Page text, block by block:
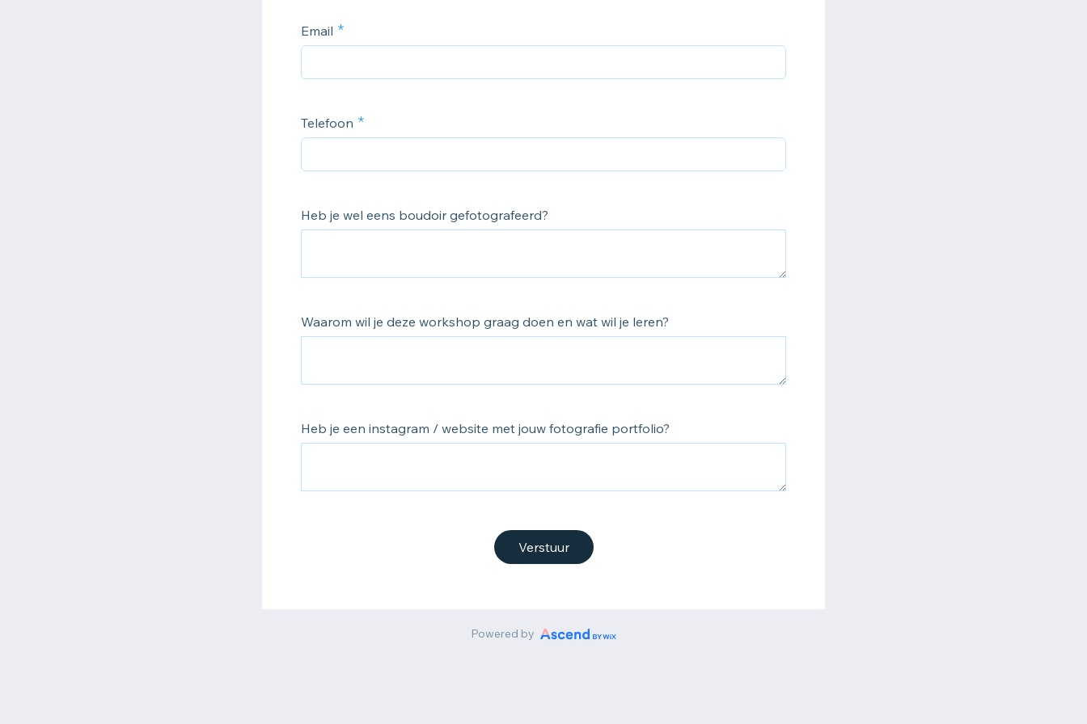
Email
Telefoon
Heb je wel eens boudoir gefotografeerd?
Waarom wil je deze workshop graag doen en wat wil je leren?
Heb je een instagram / website met jouw fotografie portfolio?
Verstuur
Powered by